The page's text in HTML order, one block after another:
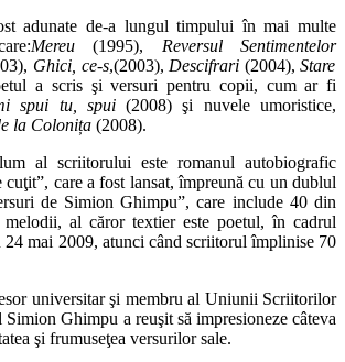
adunate de-a lungul timpului în mai multe
Mereu(1995),
Reversul Sentimentelor
Ghici, ce-s,(2003), Descifrari (2004), Stare
a scris şi versuri pentru copii, cum ar fi
spui tu, spui(2008) şi nuvele umoristice,
la Colonița (2008).
al scriitorului este romanul autobiografic
cuţit”, care a fost lansat, împreună cu un dublul
de Simion Ghimpu”, care include 40 din
melodii, al căror textier este poetul, în cadrul
24 mai 2009, atunci când scriitorul împlinise 70
universitar şi membru al Uniunii Scriitorilor
Simion Ghimpu a reuşit să impresioneze câteva
şi frumuseţea versurilor sale.